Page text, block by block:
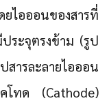
ไอออนของสารที่
ระจุตรงข้าม (รูป
ารละลายไอออน
คโทด (Cathode)